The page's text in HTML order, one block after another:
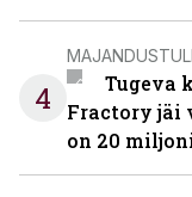
4
Tugeva
Fractory jäi
on 20